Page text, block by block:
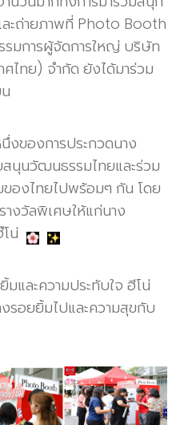
ะถ่ายภาพที่ Photo Booth
รมการผู้จัดการใหญ่ บริษัท
ศไทย) จำกัด ยังได้มาร่วม
งของการประกวดนาง
นุนวัฒนธรรมไทยและร่วม
องไทยไปพร้อมๆ กัน โดย
างวัลพิเศษให้แก่นาง
น่
และความประทับใจ ฮีโน่
อยยิ้มไปและความสุขกับ